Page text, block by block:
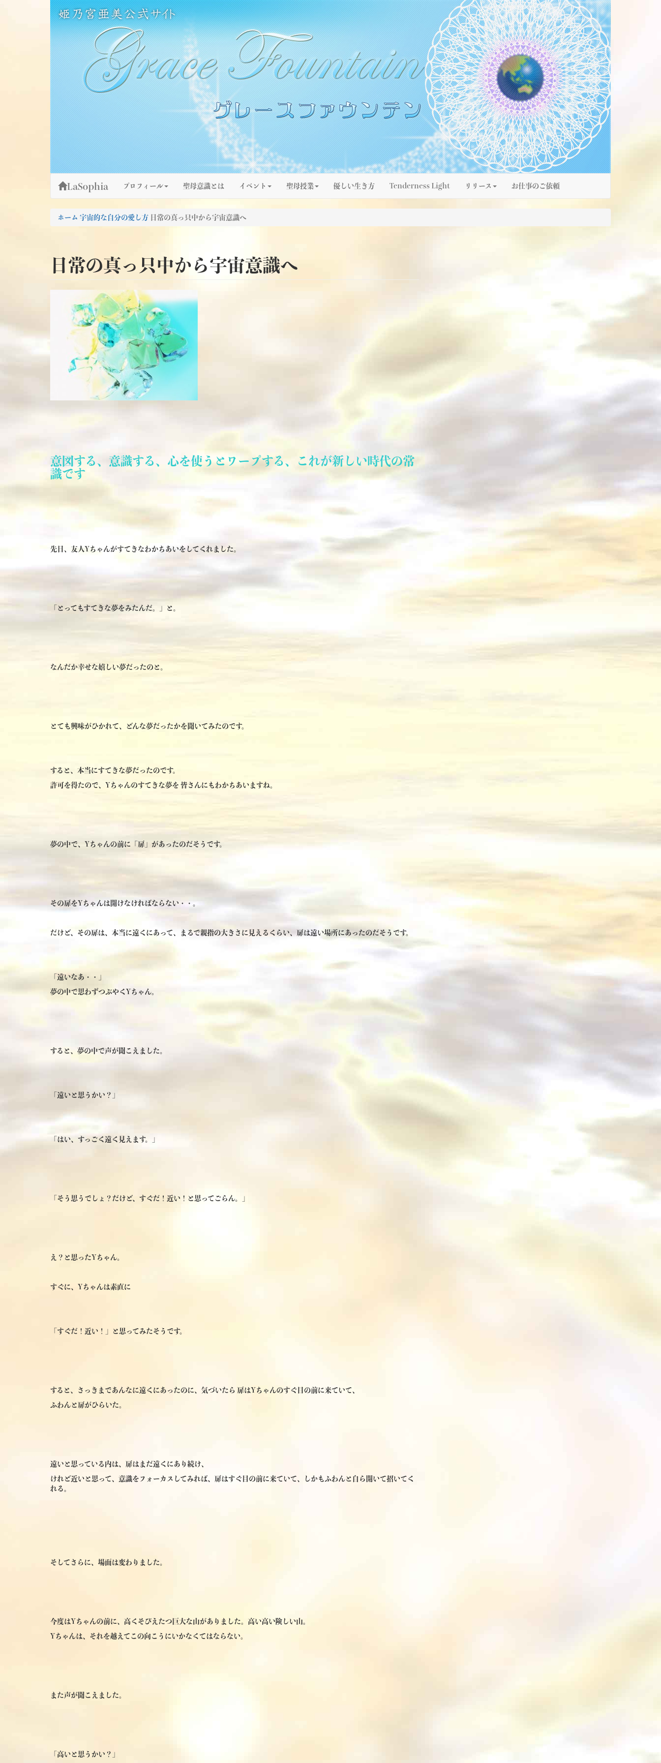
姫乃宮亜美公式サイト～Grace Fountain～
グレースファウンテン
LaSophia プロフィール 聖母意識とは イベント 聖母授業 優しい生き方 Tenderness Light リリース お仕事のご依頼
ホーム 宇宙的な自分の愛し方 日常の真っ只中から宇宙意識へ
日常の真っ只中から宇宙意識へ
意図する、意識する、心を使うとワープする、これが新しい時代の常
識です
先日、友人Yちゃんがすてきなわかちあいをしてくれました。
「とってもすてきな夢をみたんだ。」と。
なんだか幸せな嬉しい夢だったのと。
とても興味がひかれて、どんな夢だったかを聞いてみたのです。
すると、本当にすてきな夢だったのです。
許可を得たので、Yちゃんのすてきな夢を 皆さんにもわかちあいますね。
夢の中で、Yちゃんの前に「扉」があったのだそうです。
その扉をYちゃんは開けなければならない・・。
だけど、その扉は、本当に遠くにあって、まるで親指の大きさに見えるくらい、扉は遠い場所にあったのだそうです。
「遠いなあ・・」
夢の中で思わずつぶやくYちゃん。
すると、夢の中で声が聞こえました。
「遠いと思うかい？」
「はい、すっごく遠く見えます。」
「そう思うでしょ？だけど、すぐだ！近い！と思ってごらん。」
え？と思ったYちゃん。
すぐに、Yちゃんは素直に
「すぐだ！近い！」と思ってみたそうです。
すると、さっきまであんなに遠くにあったのに、気づいたら 扉はYちゃんのすぐ目の前に来ていて、
ふわんと扉がひらいた。
遠いと思っている内は、扉はまだ遠くにあり続け、
けれど近いと思って、意識をフォーカスしてみれば、扉はすぐ目の前に来ていて、しかもふわんと自ら開いて招いてく
れる。
そしてさらに、場面は変わりました。
今度はYちゃんの前に、高くそびえたつ巨大な山がありました。高い高い険しい山。
Yちゃんは、それを越えてこの向こうにいかなくてはならない。
また声が聞こえました。
「高いと思うかい？」